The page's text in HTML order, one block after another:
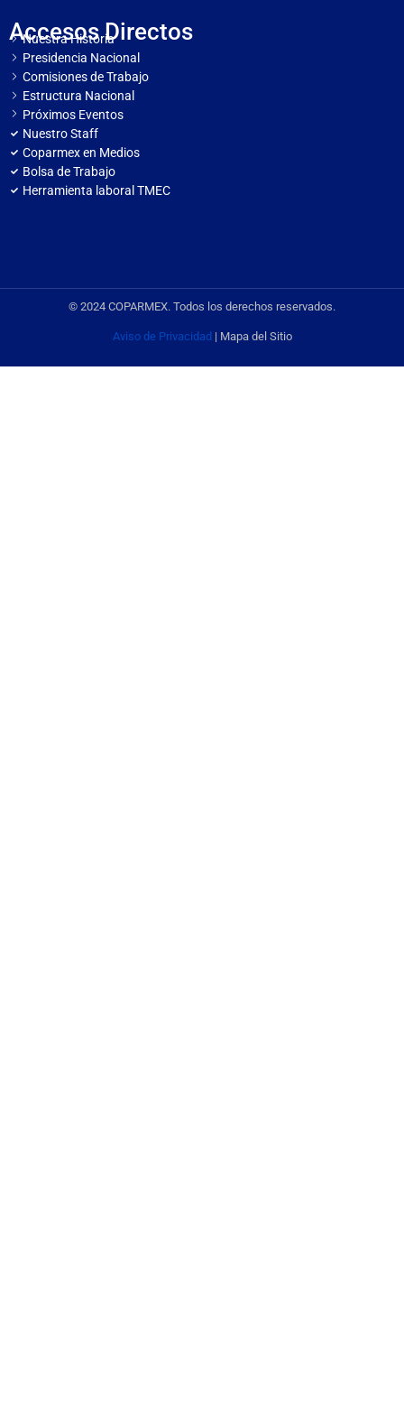
Accesos Directos
Nuestra Historia
Presidencia Nacional
Comisiones de Trabajo
Estructura Nacional
Próximos Eventos
Nuestro Staff
Coparmex en Medios
Bolsa de Trabajo
Herramienta laboral TMEC
© 2024 COPARMEX. Todos los derechos reservados.
Aviso de Privacidad| Mapa del Sitio